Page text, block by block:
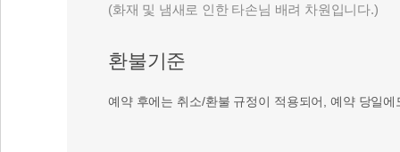
(화재 및 냄새로 인한 타손님 배려 차원입니다.)
환불기준
예약 후에는 취소/환불 규정이 적용되어, 예약 당일